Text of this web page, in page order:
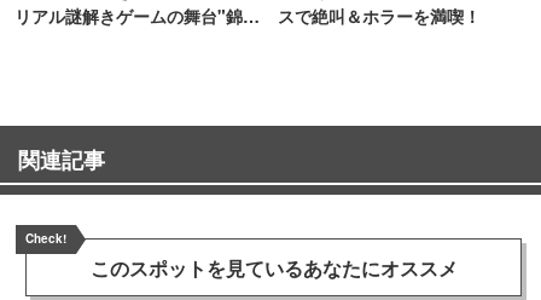
リアル謎解きゲームの舞台"錦糸
スで絶叫＆ホラーを満喫！
関連記事
Check!
このスポットを見ているあなたにオススメ